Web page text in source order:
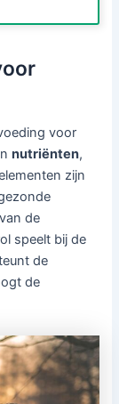
voor
nutriënten,
zijn
de
speelt bij de
de
de